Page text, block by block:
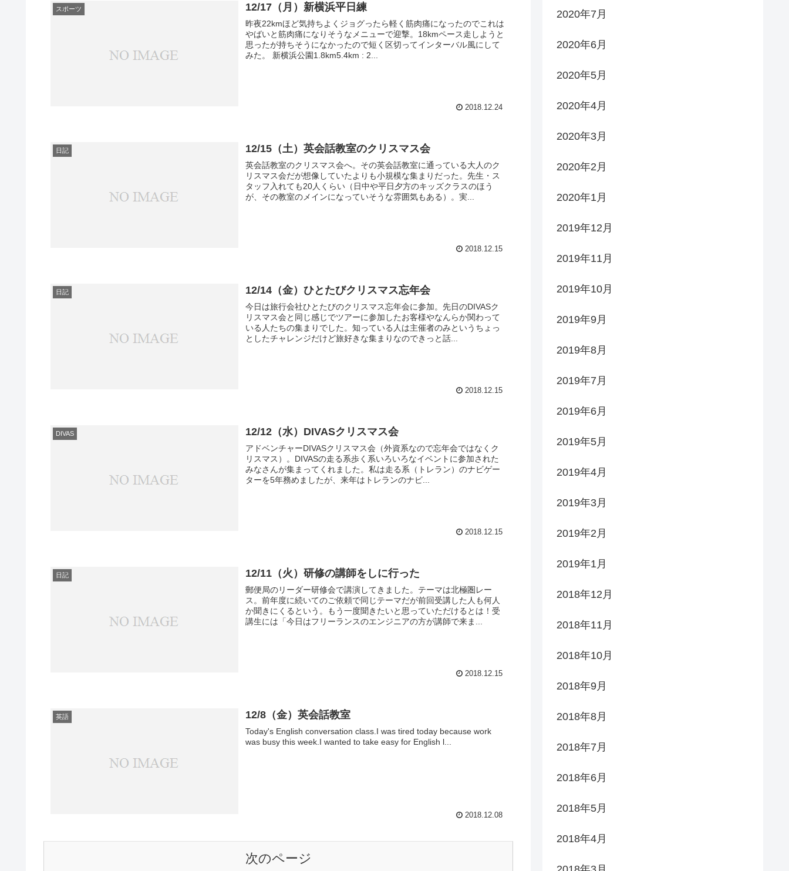
スポーツ 12/17（月）新横浜平日練
昨夜22kmほど気持ちよくジョグったら軽く筋肉痛になったのでこれは
やばいと筋肉痛になりそうなメニューで迎撃。18kmペース走しようと
思ったが持ちそうになかったので短く区切ってインターバル風にして
みた。 新横浜公園1.8km5.4km : 2...
2018.12.24
日記 12/15（土）英会話教室のクリスマス会
英会話教室のクリスマス会へ。その英会話教室に通っている大人のク
リスマス会だが想像していたよりも小規模な集まりだった。先生・ス
タッフ入れても20人くらい（日中や平日夕方のキッズクラスのほう
が、その教室のメインになっていそうな雰囲気もある）。実...
2018.12.15
日記 12/14（金）ひとたびクリスマス忘年会
今日は旅行会社ひとたびのクリスマス忘年会に参加。先日のDIVASク
リスマス会と同じ感じでツアーに参加したお客様やなんらか関わって
いる人たちの集まりでした。知っている人は主催者のみというちょっ
としたチャレンジだけど旅好きな集まりなのできっと話...
2018.12.15
DIVAS 12/12（水）DIVASクリスマス会
アドベンチャーDIVASクリスマス会（外資系なので忘年会ではなくク
リスマス）。DIVASの走る系歩く系いろいろなイベントに参加された
みなさんが集まってくれました。私は走る系（トレラン）のナビゲー
ターを5年務めましたが、来年はトレランのナビ...
2018.12.15
日記 12/11（火）研修の講師をしに行った
郵便局のリーダー研修会で講演してきました。テーマは北極圏レー
ス。前年度に続いてのご依頼で同じテーマだが前回受講した人も何人
か聞きにくるという。もう一度聞きたいと思っていただけるとは！受
講生には「今日はフリーランスのエンジニアの方が講師で来ま...
2018.12.15
英語 12/8（金）英会話教室
Today's English conversation class.I was tired today because work
was busy this week.I wanted to take easy for English l...
2018.12.08
次のページ
2020年7月
2020年6月
2020年5月
2020年4月
2020年3月
2020年2月
2020年1月
2019年12月
2019年11月
2019年10月
2019年9月
2019年8月
2019年7月
2019年6月
2019年5月
2019年4月
2019年3月
2019年2月
2019年1月
2018年12月
2018年11月
2018年10月
2018年9月
2018年8月
2018年7月
2018年6月
2018年5月
2018年4月